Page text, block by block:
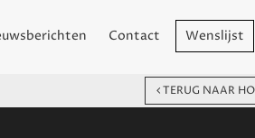
Contact Wenslijst
TERUG NAAR